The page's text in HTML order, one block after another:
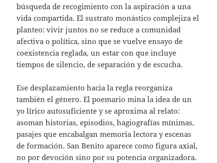
búsqueda de recogimiento con la aspiración a una
vida compartida. El sustrato monástico complejiza el
planteo: vivir juntos no se reduce a comunidad
afectiva o política, sino que se vuelve ensayo de
coexistencia reglada, un estar con que incluye
tiempos de silencio, de separación y de escucha.
Ese desplazamiento hacia la regla reorganiza
también el género. El poemario mina la idea de un
yo lírico autosuficiente y se aproxima al relato:
asoman historias, episodios, hagiografías mínimas,
pasajes que encabalgan memoria lectora y escenas
de formación. San Benito aparece como figura axial,
no por devoción sino por su potencia organizadora.